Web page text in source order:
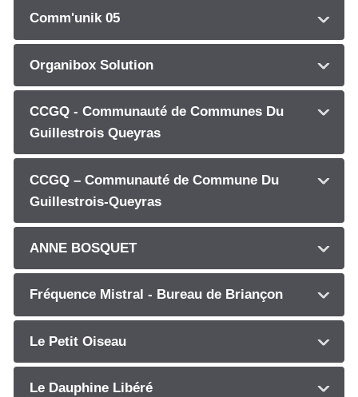
Comm'unik 05
Organibox Solution
CCGQ - Communauté de Communes Du
Guillestrois Queyras
CCGQ – Communauté de Commune Du
Guillestrois-Queyras
ANNE BOSQUET
Fréquence Mistral - Bureau de Briançon
Le Petit Oiseau
Le Dauphine Libéré